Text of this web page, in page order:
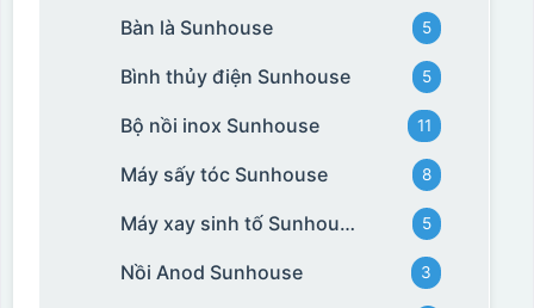
Bàn là Sunhouse 5
Bình thủy điện Sunhouse 5
Bộ nồi inox Sunhouse 11
Máy sấy tóc Sunhouse 8
Máy xay sinh tố Sunhouse 5
Nồi Anod Sunhouse 3